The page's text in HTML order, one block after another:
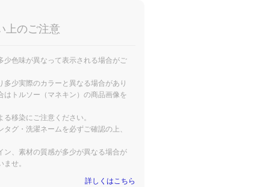
上のご注意
少色味が異なって表示される場合がご
少実際のカラーと異なる場合があり
はトルソー（マネキン）の商品画像を
移染にご注意ください。
グ・洗濯ネームを必ずご確認の上、
ン、素材の質感が多少が異なる場合が
せ。
詳しくはこちら